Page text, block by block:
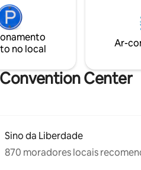
carro
uma
estação de metrô e a
da estação de trem. A
caminhada de Whole
Reading Terminal
Rittenhouse Square.
no local
Ar-
Center
Sino da Liberdade
870 moradores locais